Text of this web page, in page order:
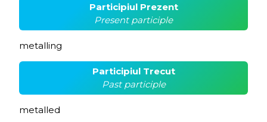
Participiul Prezent
Present participle
metalling
Participiul Trecut
Past participle
metalled